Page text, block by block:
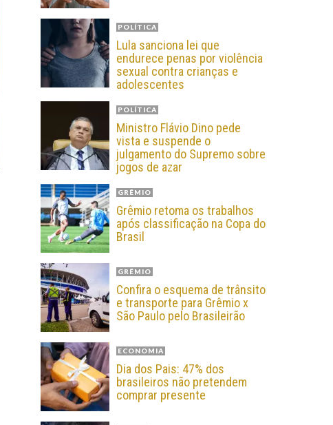
POLÍTICA
Lula sanciona lei que
endurece penas por violência
sexual contra crianças e
adolescentes
POLÍTICA
Ministro Flávio Dino pede
vista e suspende o
julgamento do Supremo sobre
jogos de azar
GRÊMIO
Grêmio retoma os trabalhos
após classificação na Copa do
Brasil
GRÊMIO
Confira o esquema de trânsito
e transporte para Grêmio x
São Paulo pelo Brasileirão
ECONOMIA
Dia dos Pais: 47% dos
brasileiros não pretendem
comprar presente